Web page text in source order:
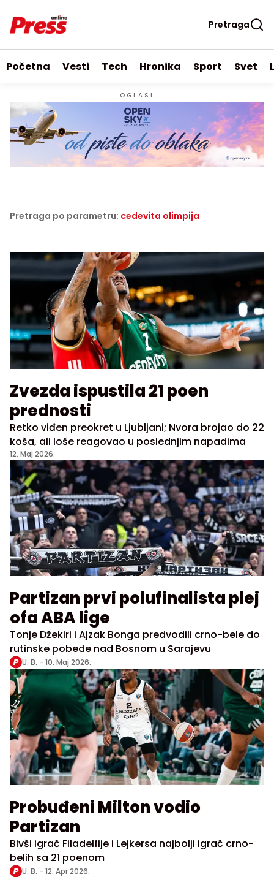
Pretraga
Početna Vesti Tech Hronika Sport Svet
OGLASI
Pretraga po parametru: cedevita olimpija
Zvezda ispustila 21 poen
prednosti
Retko viđen preokret u Ljubljani; Nvora brojao do 22
koša, ali loše reagovao u poslednjim napadima
12. Maj 2026.
Partizan prvi polufinalista plej
ofa ABA lige
Tonje Džekiri i Ajzak Bonga predvodili crno-bele do
rutinske pobede nad Bosnom u Sarajevu
U. B. - 10. Maj 2026.
Probuđeni Milton vodio
Partizan
Bivši igrač Filadelfije i Lejkersa najbolji igrač crno-
belih sa 21 poenom
U. B. - 12. Apr 2026.